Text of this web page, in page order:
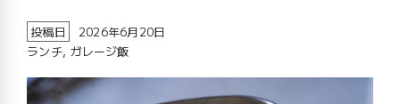
投稿日
2026年6月20日
ランチ, ガレージ飯